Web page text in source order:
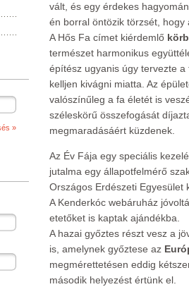
vált, és egy érdekes
én borral öntözik törzsét,
A Hős Fa címet kiérdemlő
természet harmonikus
építész ugyanis úgy tervezte
kelljen kivágni miatta. Az
valószínűleg a fa életét is
széleskörű összefogását
megmaradásáért küzdenek.
Az Év Fája egy speciális
jutalma egy állapotfelmérő
Országos Erdészeti Egyesület
A Kenderkóc webáruház
etetőket is kaptak ajándékba.
A hazai győztes részt vesz a
is, amelynek győztese az
megmérettetésen eddig
második helyezést értünk el.